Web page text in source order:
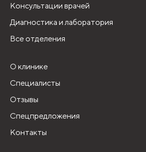
Консультации врачей
Диагностика и лаборатория
Все отделения
О клинике
Специалисты
Отзывы
Спецпредложения
Контакты